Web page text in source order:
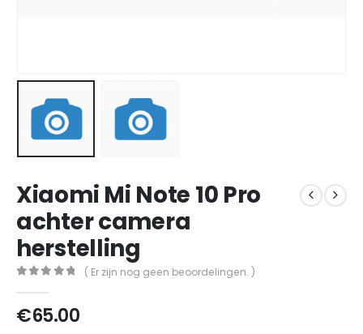
Xiaomi Mi Note 10 Pro
achter camera
herstelling
( Er zijn nog geen beoordelingen. )
€65.00